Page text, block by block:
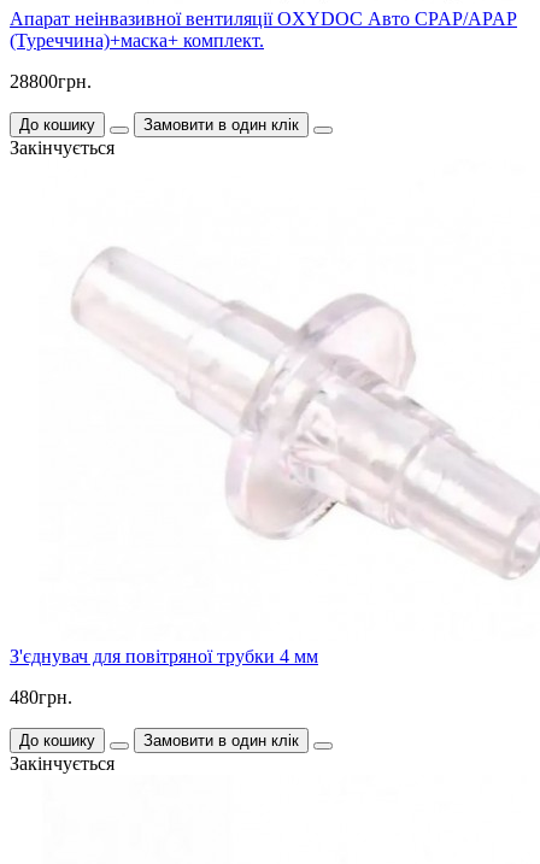
Апарат неінвазивної вентиляції OXYDOC Авто CPAP/APAP
(Туреччина)+маска+ комплект.
28800грн.
До кошику Замовити в один клік
Закінчується
З'єднувач для повітряної трубки 4 мм
480грн.
До кошику Замовити в один клік
Закінчується